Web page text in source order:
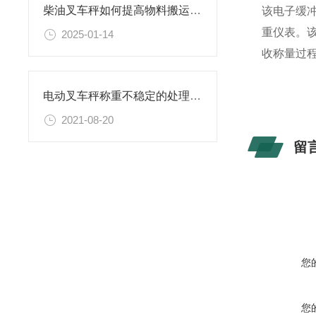
柴油叉车秤如何提高物料搬运的效率？
2025-01-14
电动叉车秤称重不稳定的处理方法
2021-08-20
该电子缓
重仪表。
收称量过
留
您
您